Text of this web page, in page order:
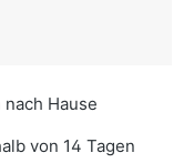
Hause
von 14 Tagen